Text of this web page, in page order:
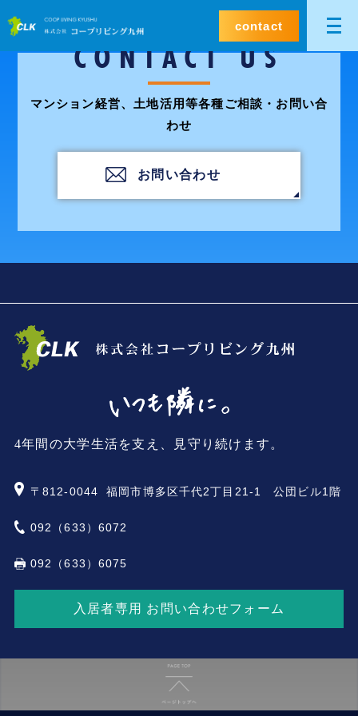
contact
CONTACT US
マンション経営、土地活用等各種ご相談・お問い合
わせ
お問い合わせ
4年間の大学生活を支え、見守り続けます。
〒812-0044 福岡市博多区千代2丁目21-1 公団ビル1階
092（633）6072
092（633）6075
入居者専用 お問い合わせフォーム